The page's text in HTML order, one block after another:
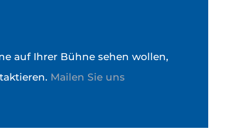
auf Ihrer Bühne sehen wollen,
Mailen Sie uns